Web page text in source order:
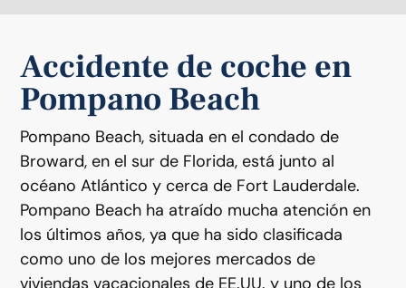
Accidente de coche en
Pompano Beach
Pompano Beach, situada en el condado de
Broward, en el sur de Florida, está junto al
océano Atlántico y cerca de Fort Lauderdale.
Pompano Beach ha atraído mucha atención en
los últimos años, ya que ha sido clasificada
como uno de los mejores mercados de
viviendas vacacionales de EE.UU. y uno de los